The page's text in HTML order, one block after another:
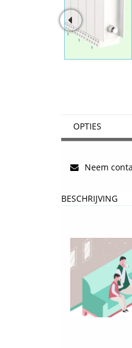
OPTIES
Neem
BESCHRIJVING